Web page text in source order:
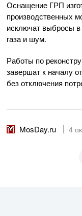
Оснащение ГРП
производственных
исключат выбросы
газа и шум.
Работы по
завершат к началу
без отключения
MosDay.ru 4